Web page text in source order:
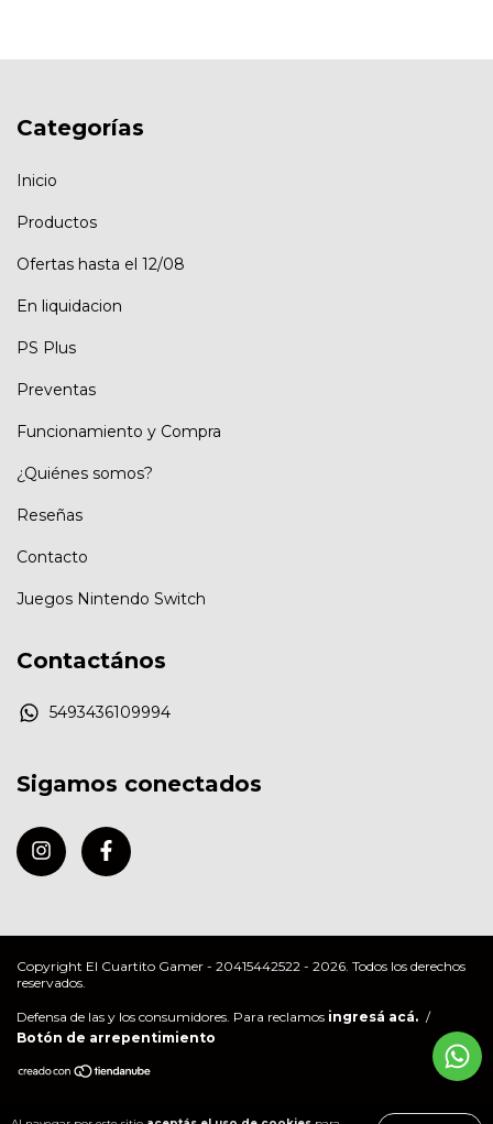
Categorías
Inicio
Productos
Ofertas hasta el 12/08
En liquidacion
PS Plus
Preventas
Funcionamiento y Compra
¿Quiénes somos?
Reseñas
Contacto
Juegos Nintendo Switch
Contactános
5493436109994
Sigamos conectados
Copyright El Cuartito Gamer - 20415442522 - 2026. Todos los derechos
reservados.
Defensa de las y los consumidores. Para reclamos ingresá acá. /
Botón de arrepentimiento